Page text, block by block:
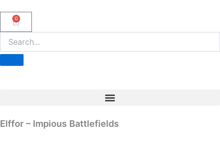
0
Carrito
Elffor – Impious Battlefields